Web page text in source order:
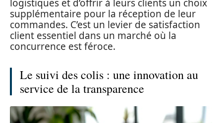
logistiques et d’offrir à leurs clients un choix
supplémentaire pour la réception de leur
commandes. C’est un levier de satisfaction
client essentiel dans un marché où la
concurrence est féroce.
Le suivi des colis : une innovation au
service de la transparence